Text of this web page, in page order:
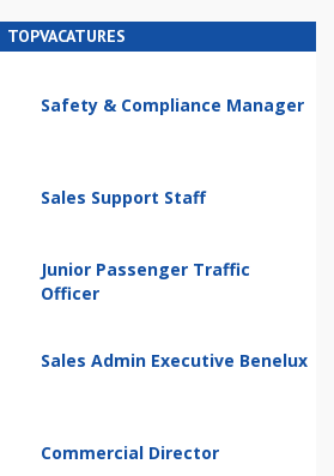
TOPVACATURES
Safety & Compliance Manager
Sales Support Staff
Junior Passenger Traffic
Officer
Sales Admin Executive Benelux
Commercial Director